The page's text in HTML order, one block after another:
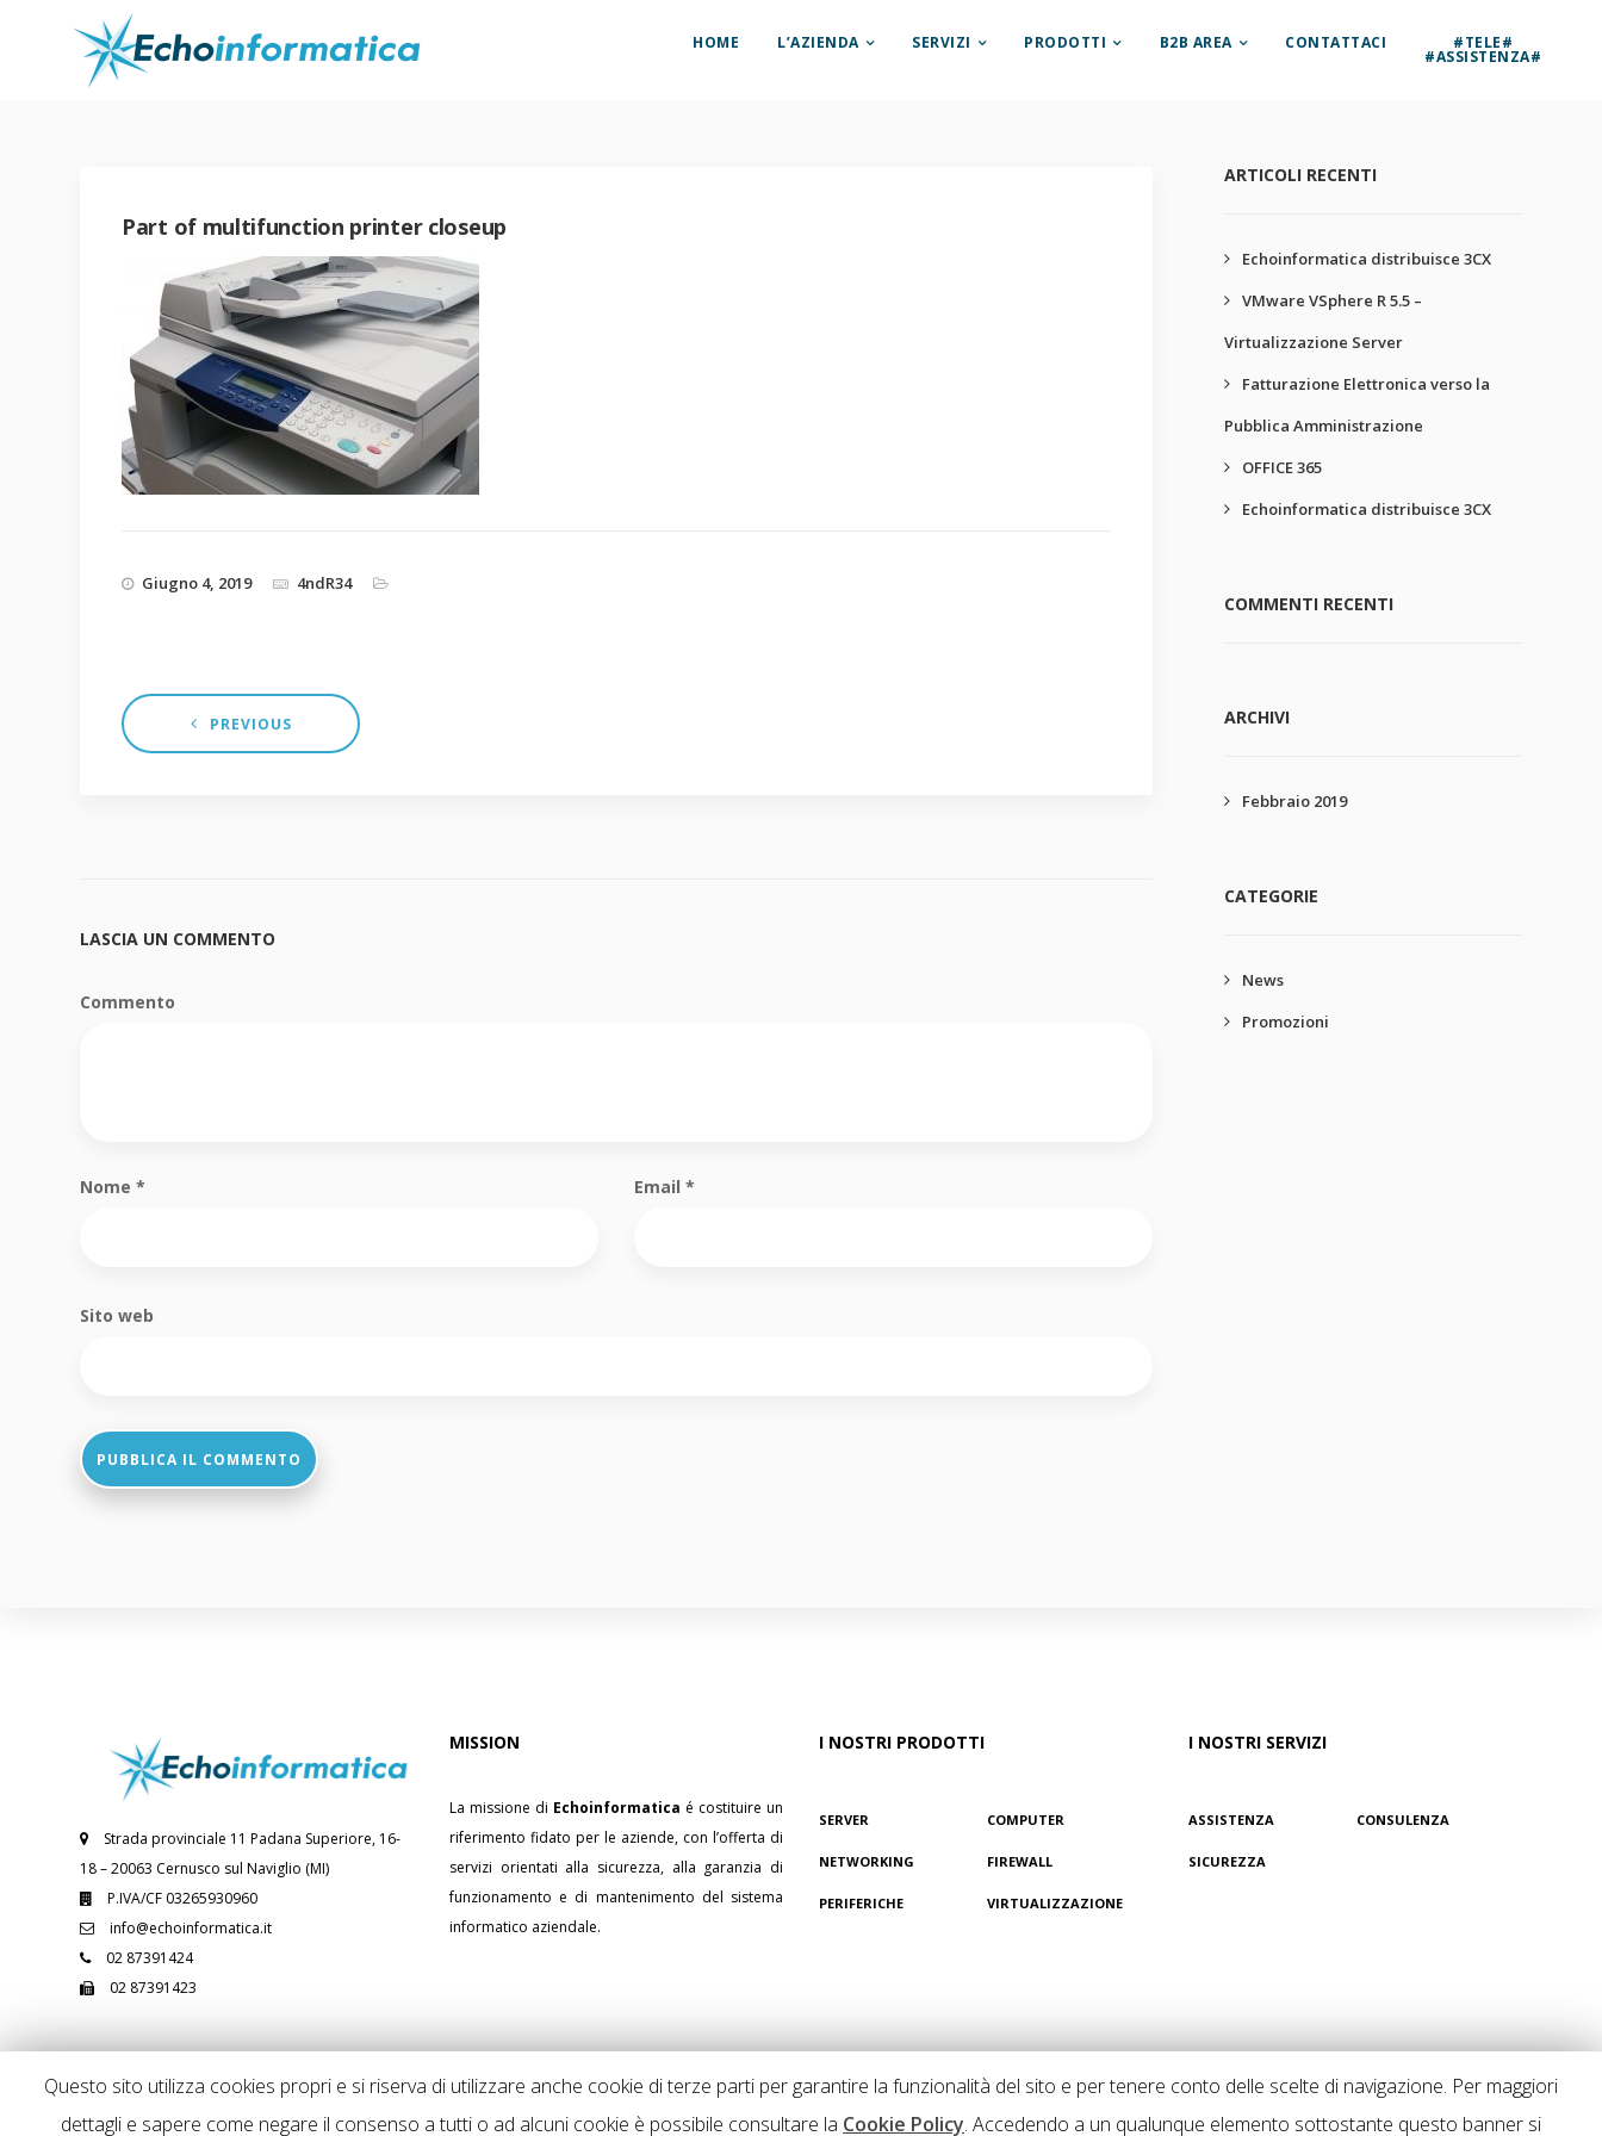
HOME L’AZIENDA SERVIZI PRODOTTI B2B AREA CONTATTACI #TELE#
#ASSISTENZA#
Part of multifunction printer closeup
Giugno 4, 2019 4ndR34
PREVIOUS
LASCIA UN COMMENTO
Commento
Nome * Email *
Sito web
ARTICOLI RECENTI
Echoinformatica distribuisce 3CX
VMware VSphere R 5.5 –
Virtualizzazione Server
Fatturazione Elettronica verso la
Pubblica Amministrazione
OFFICE 365
Echoinformatica distribuisce 3CX
COMMENTI RECENTI
ARCHIVI
Febbraio 2019
CATEGORIE
News
Promozioni
Strada provinciale 11 Padana Superiore, 16-
18 – 20063 Cernusco sul Naviglio (MI)
P.IVA/CF 03265930960
info@echoinformatica.it
02 87391424
02 87391423
MISSION
La missione di Echoinformatica é costituire un
riferimento fidato per le aziende, con l’offerta di
servizi orientati alla sicurezza, alla garanzia di
funzionamento e di mantenimento del sistema
informatico aziendale.
I NOSTRI PRODOTTI
SERVER COMPUTER
NETWORKING FIREWALL
PERIFERICHE VIRTUALIZZAZIONE
I NOSTRI SERVIZI
ASSISTENZA CONSULENZA
SICUREZZA
Questo sito utilizza cookies propri e si riserva di utilizzare anche cookie di terze parti per garantire la funzionalità del sito e per tenere conto delle scelte di navigazione. Per maggiori
dettagli e sapere come negare il consenso a tutti o ad alcuni cookie è possibile consultare la Cookie Policy. Accedendo a un qualunque elemento sottostante questo banner si